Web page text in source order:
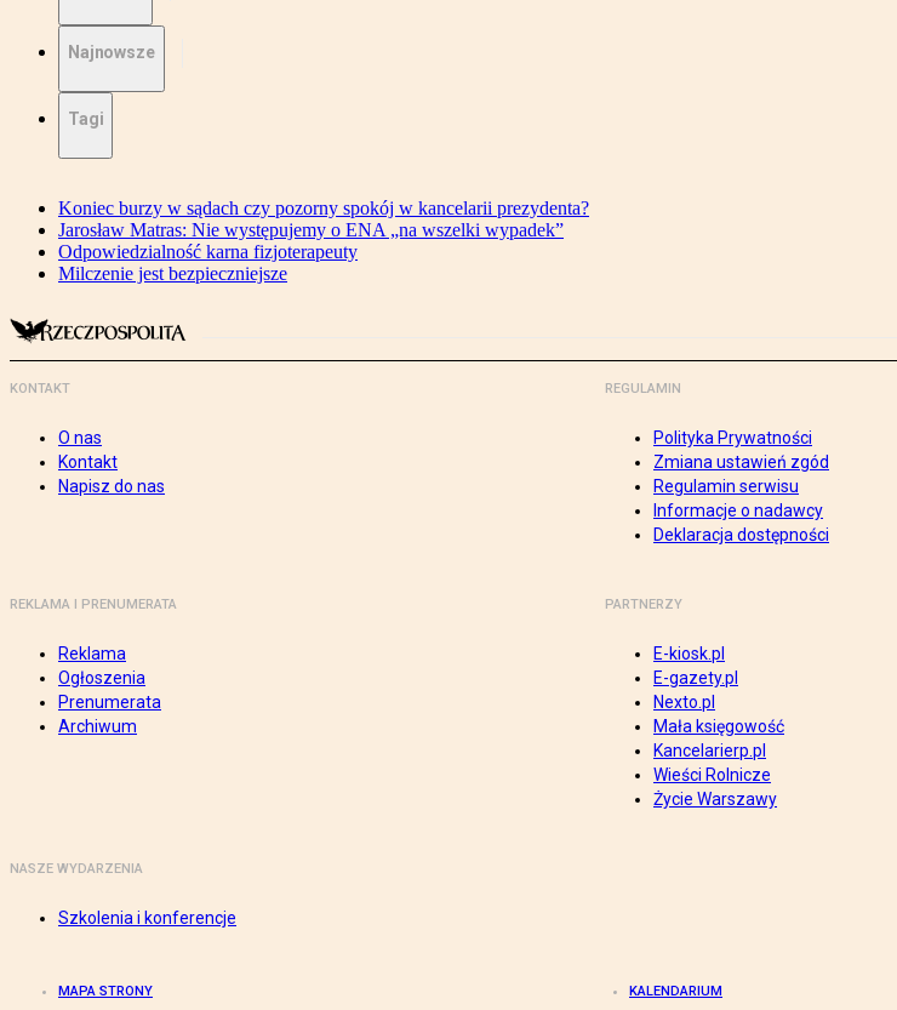
Najnowsze
Tagi
Koniec burzy w sądach czy pozorny spokój w kancelarii prezydenta?
Jarosław Matras: Nie występujemy o ENA „na wszelki wypadek”
Odpowiedzialność karna fizjoterapeuty
Milczenie jest bezpieczniejsze
KONTAKT
O nas
Kontakt
Napisz do nas
REGULAMIN
Polityka Prywatności
Zmiana ustawień zgód
Regulamin serwisu
Informacje o nadawcy
Deklaracja dostępności
REKLAMA I PRENUMERATA
Reklama
Ogłoszenia
Prenumerata
Archiwum
PARTNERZY
E-kiosk.pl
E-gazety.pl
Nexto.pl
Mała księgowość
Kancelarierp.pl
Wieści Rolnicze
Życie Warszawy
NASZE WYDARZENIA
Szkolenia i konferencje
MAPA STRONY KALENDARIUM